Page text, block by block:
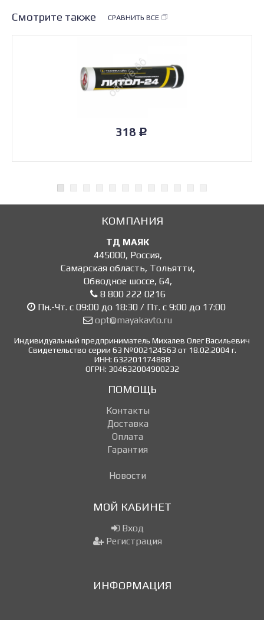
Смотрите также СРАВНИТЬ ВСЕ
318 Р
КОМПАНИЯ
ТД МАЯК
445000, Россия,
Самарская область, Тольятти,
Обводное шоссе, 64,
8 800 222 0216
Пн.-Чт. с 09:00 до 18:30 / Пт. с 9:00 до 17:00
opt@mayakavto.ru
Индивидуальный предприниматель Михалев Олег Васильевич
Свидетельство серии 63 №002124563 от 18.02.2004 г.
ИНН: 632201174888
ОГРН: 304632004900232
ПОМОЩЬ
Контакты
Доставка
Оплата
Гарантия
Новости
МОЙ КАБИНЕТ
Вход
Регистрация
ИНФОРМАЦИЯ